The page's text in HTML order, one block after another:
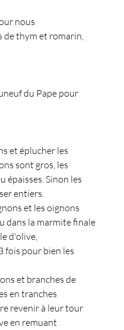
nous
de thym et romarin,
du Pape pour
et éplucher les
sont gros, les
épaisses. Sinon les
entiers.
et les oignons
dans la marmite finale
d'olive,
fois pour bien les
et branches de
en tranches
revenir à leur tour
en remuant